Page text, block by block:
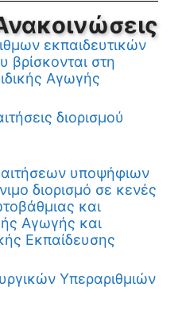
εκπαιδευτικών
βρίσκονται στη
Αγωγής
διορισμού
υποψήφιων
διορισμό σε κενές
και
Αγωγής και
Εκπαίδευσης
Υπεραριθμιών